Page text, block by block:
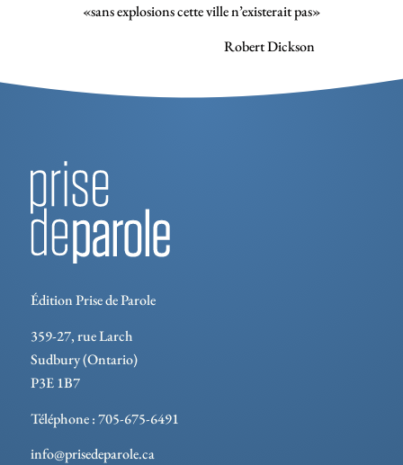
«sans explosions cette ville n’existerait pas»
Robert Dickson
Édition Prise de Parole
359-27, rue Larch
Sudbury (Ontario)
P3E 1B7
Téléphone : 705-675-6491
info@prisedeparole.ca